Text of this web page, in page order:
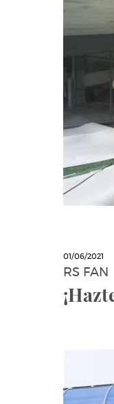
01/06/2021
RS FAN